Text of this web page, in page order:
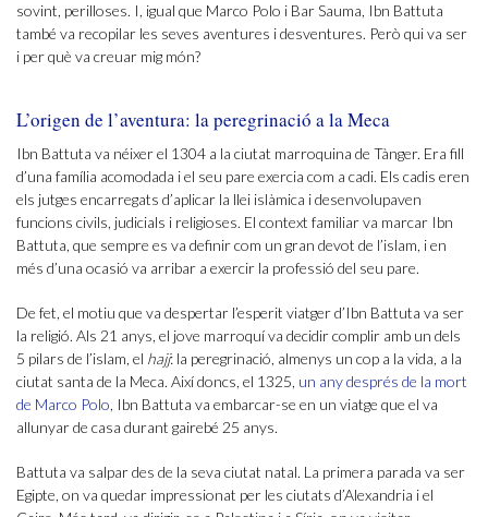
sovint, perilloses. I, igual que Marco Polo i Bar Sauma, Ibn Battuta
també va recopilar les seves aventures i desventures. Però qui va ser
i per què va creuar mig món?
L’origen de l’aventura: la peregrinació a la Meca
Ibn Battuta va néixer el 1304 a la ciutat marroquina de Tànger. Era fill
d’una família acomodada i el seu pare exercia com a cadi. Els cadis eren
els jutges encarregats d’aplicar la llei islàmica i desenvolupaven
funcions civils, judicials i religioses. El context familiar va marcar Ibn
Battuta, que sempre es va definir com un gran devot de l’islam, i en
més d’una ocasió va arribar a exercir la professió del seu pare.
De fet, el motiu que va despertar l’esperit viatger d’Ibn Battuta va ser
la religió. Als 21 anys, el jove marroquí va decidir complir amb un dels
5 pilars de l’islam, el hajj: la peregrinació, almenys un cop a la vida, a la
ciutat santa de la Meca. Així doncs, el 1325, un any després de la mort
de Marco Polo, Ibn Battuta va embarcar-se en un viatge que el va
allunyar de casa durant gairebé 25 anys.
Battuta va salpar des de la seva ciutat natal. La primera parada va ser
Egipte, on va quedar impressionat per les ciutats d’Alexandria i el